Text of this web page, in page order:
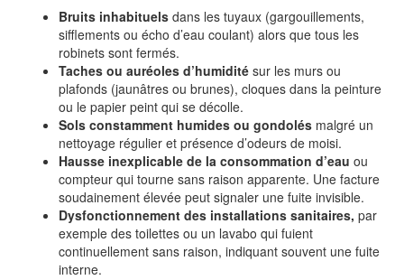
Bruits inhabituels dans les tuyaux (gargouillements,
sifflements ou écho d’eau coulant) alors que tous les
robinets sont fermés.
Taches ou auréoles d’humidité sur les murs ou
plafonds (jaunâtres ou brunes), cloques dans la peinture
ou le papier peint qui se décolle.
Sols constamment humides ou gondolés malgré un
nettoyage régulier et présence d’odeurs de moisi.
Hausse inexplicable de la consommation d’eau ou
compteur qui tourne sans raison apparente. Une facture
soudainement élevée peut signaler une fuite invisible.
Dysfonctionnement des installations sanitaires, par
exemple des toilettes ou un lavabo qui fuient
continuellement sans raison, indiquant souvent une fuite
interne.